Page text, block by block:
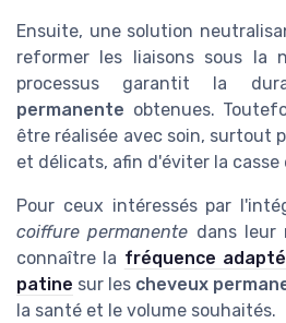
Ensuite, une solution
reformer les liaisons sous la
processus garantit la
permanente obtenues.
être réalisée avec soin, surtout
et délicats, afin d'éviter la casse
Pour ceux intéressés par
coiffure permanente dans
connaître la fréquence
patine sur les cheveux
la santé et le volume souhaités.